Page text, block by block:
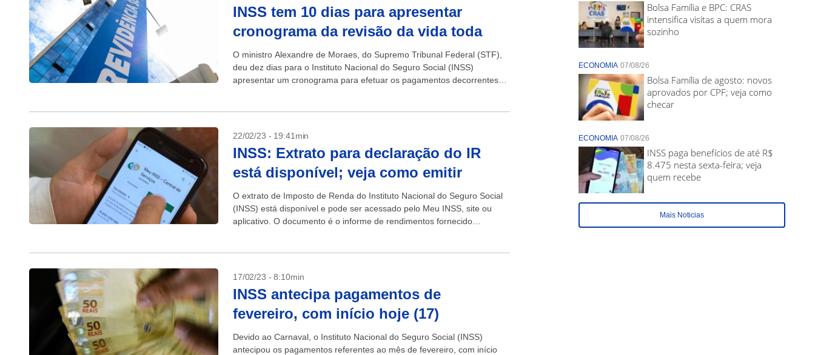
INSS tem 10 dias para apresentar
cronograma da revisão da vida toda
O ministro Alexandre de Moraes, do Supremo Tribunal Federal (STF),
deu dez dias para o Instituto Nacional do Seguro Social (INSS)
apresentar um cronograma para efetuar os pagamentos decorrentes
22/02/23 - 19:41min
INSS: Extrato para declaração do IR
está disponível; veja como emitir
O extrato de Imposto de Renda do Instituto Nacional do Seguro Social
(INSS) está disponível e pode ser acessado pelo Meu INSS, site ou
aplicativo. O documento é o informe de rendimentos fornecido
17/02/23 - 8:10min
INSS antecipa pagamentos de
fevereiro, com início hoje (17)
Devido ao Carnaval, o Instituto Nacional do Seguro Social (INSS)
antecipou os pagamentos referentes ao mês de fevereiro, com início
Bolsa Família e BPC: CRAS
intensifica visitas a quem mora
sozinho
ECONOMIA 07/08/26
Bolsa Família de agosto: novos
aprovados por CPF; veja como
checar
ECONOMIA 07/08/26
INSS paga benefícios de até R$
8.475 nesta sexta-feira; veja
quem recebe
Mais Noticias